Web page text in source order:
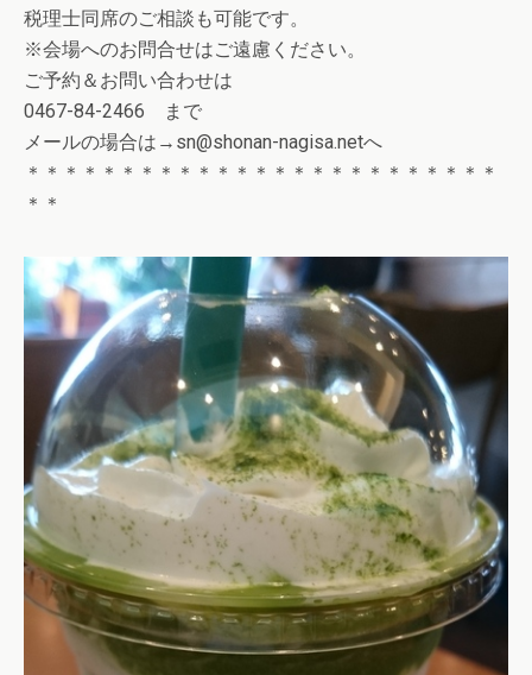
税理士同席のご相談も可能です。
※会場へのお問合せはご遠慮ください。
ご予約＆お問い合わせは
0467-84-2466 まで
メールの場合は→sn@shonan-nagisa.netへ
＊＊＊＊＊＊＊＊＊＊＊＊＊＊＊＊＊＊＊＊＊＊＊＊＊
＊＊